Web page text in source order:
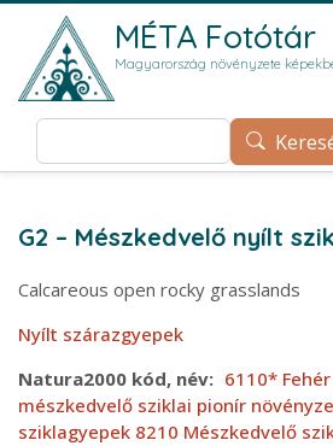
Ugrás a tartalomra
MÉTA Fotótár
Magyarország növényzete
Keresés
G2 – Mészkedvelő nyílt
Calcareous open rocky grasslands
Nyílt szárazgyepek
Natura2000 kód, név
6110*
mészkedvelő sziklai pionír
sziklagyepek 8210 Mészkedvelő